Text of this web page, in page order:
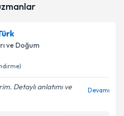
ve Doğum
Detaylı anlatımı ve
Devamı